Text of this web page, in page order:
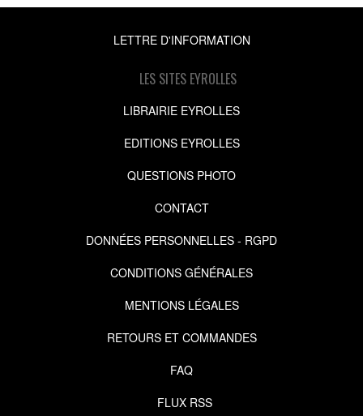
LETTRE D'INFORMATION
LES SITES EYROLLES
LIBRAIRIE EYROLLES
EDITIONS EYROLLES
QUESTIONS PHOTO
CONTACT
DONNÉES PERSONNELLES - RGPD
CONDITIONS GÉNÉRALES
MENTIONS LÉGALES
RETOURS ET COMMANDES
FAQ
FLUX RSS